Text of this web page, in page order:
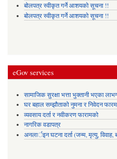
बोलपत्र स्वीकृत गर्ने आशयको सूचना !!
बोलपत्र स्वीकृत गर्ने आशयको सूचना !!
eGov services
सामाजिक सुरक्षा भत्ता भुक्तानी भएका
घर बहाल सम्झौताको नुमना र निवेदन फारम
व्यवसाय दर्ता र नवीकरण फारामको
नागरिक वडापत्र
अनलार्इन घटना दर्ता (जन्म, मृत्यु,